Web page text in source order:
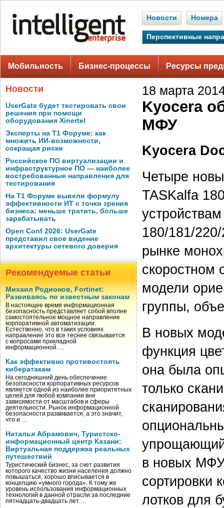
Новости Номера
Перспективные
Мобильность Бизнес-процессы Ресурсы
Новости
UserGate будет тестировать свои
решения при помощи
оборудования Xinertel
Эксперты на Т1 Форуме: как
множить ИИ-возможности,
сокращая риски
Российское ПО виртуализации и
инфраструктурное ПО — наиболее
востребованные направления для
тестирования
На Т1 Форуме вывели формулу
эффективности ИТ с точки зрения
бизнеса: меньше тратить, больше
зарабатывать
Open Conf 2026: UserGate
представил свое видение
архитектуры сетевого доверия
Рекомендуемые статьи
Михаил Родионов, Fortinet:
Развиваясь по известным законам
В настоящее время информационная
безопасность представляет собой вполне
самостоятельное мощное направление
корпоративной автоматизации.
Естественно, что в таких условиях
направление это все теснее связывается
с вопросами прикладной
информационной …
Как эффективно противостоять
кибератакам
На сегодняшний день обеспечение
безопасности корпоративных ресурсов
является одной из наиболее приоритетных
целей для любой компании вне
зависимости от масштабов и сферы
деятельности. Рынок информационной
безопасности развивается, а это значит,
что и …
Наталья Абрамович, Туристско-
информационный центр Казани:
Виртуальная поддержка реальных
путешествий
Туристический бизнес, за счет развития
которого качество жизни населения должно
повышаться, хорошо вписывается в
концепцию «умного города». К тому же
уровень использования информационных
технологий в данной отрасли за последние
пятнадцать-двадцать лет …
18 марта
Kyocera
МФУ
Kyocera
Четыре
TASKalfa
180/181/
рынке
скоростном
модели
группы,
В новых
функция
она была
только
упрощающий
в новых МФУ
сортировки
лотков для